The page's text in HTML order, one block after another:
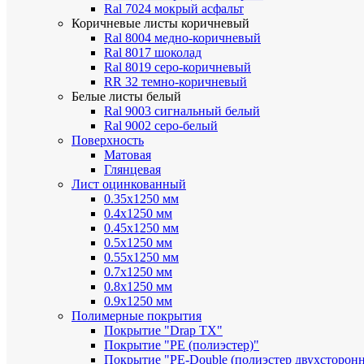
Ral 7024 мокрый асфальт
Коричневые листы коричневый
Ral 8004 медно-коричневый
Ral 8017 шоколад
Ral 8019 серо-коричневый
RR 32 темно-коричневый
Белые листы белый
Ral 9003 сигнальный белый
Ral 9002 серо-белый
Поверхность
Матовая
Глянцевая
Лист оцинкованный
0.35х1250 мм
0.4х1250 мм
0.45х1250 мм
0.5х1250 мм
0.55х1250 мм
0.7х1250 мм
0.8х1250 мм
0.9х1250 мм
Полимерные покрытия
Покрытие "Drap TX"
Покрытие "PE (полиэстер)"
Покрытие "PE-Double (полиэстер